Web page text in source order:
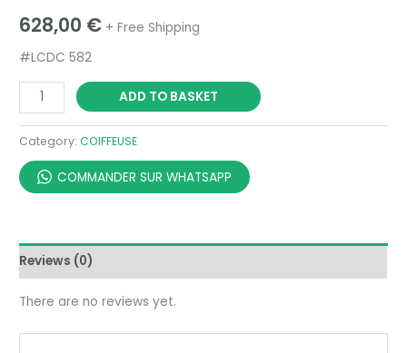
628,00 € + Free Shipping
#LCDC 582
ADD TO BASKET
Category:COIFFEUSE
COMMANDER SUR WHATSAPP
Reviews (0)
There are no reviews yet.